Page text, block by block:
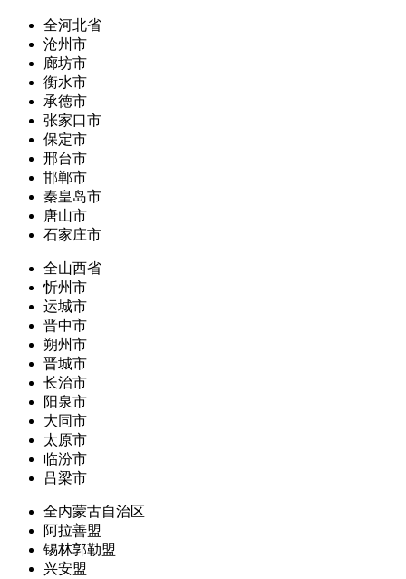
全河北省
沧州市
廊坊市
衡水市
承德市
张家口市
保定市
邢台市
邯郸市
秦皇岛市
唐山市
石家庄市
全山西省
忻州市
运城市
晋中市
朔州市
晋城市
长治市
阳泉市
大同市
太原市
临汾市
吕梁市
全内蒙古自治区
阿拉善盟
锡林郭勒盟
兴安盟